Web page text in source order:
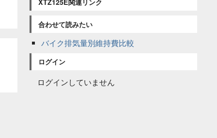
XTZ125E関連リンク
合わせて読みたい
バイク排気量別維持費比較
ログイン
ログインしていません